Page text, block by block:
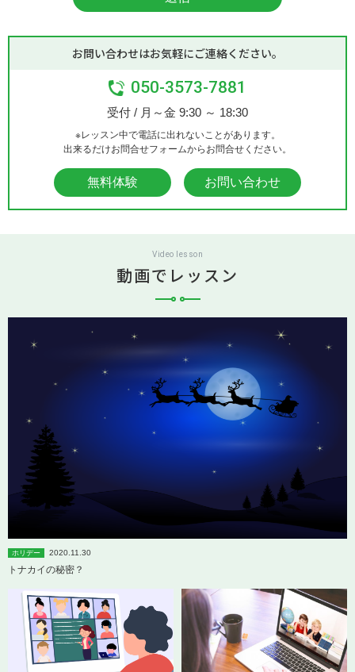
お問い合わせはお気軽にご連絡ください。
050-3573-7881
受付 / 月～金 9:30 ～ 18:30
※レッスン中で電話に出れないことがあります。
出来るだけお問合せフォームからお問合せください。
無料体験 お問い合わせ
Video lesson
動画でレッスン
ホリデー 2020.11.30
トナカイの秘密？